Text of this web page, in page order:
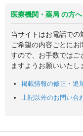
医療機関・薬局 の方へ
当サイトはお電話での
ご希望の内容ごとにお
すので、お手数ではご
ますようお願いいたし
掲載情報の修正・追
上記以外のお問い合